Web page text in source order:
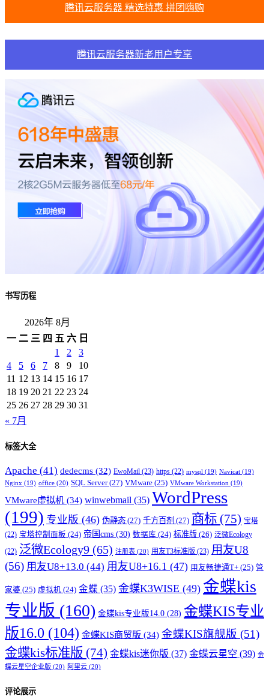
腾讯云服务器 精选特惠 拼团嗨购
腾讯云服务器新老用户专享
书写历程
2026年 8月
一 二 三 四 五 六 日
1
2
3
4
5 6 7 8 9
10
11 12 13 14 15 16 17
18 19 20 21 22 23 24
25 26 27 28 29 30 31
« 7月
标签大全
Apache (41) dedecms (32) EwoMail (23) https (22) mysql (19) Navicat (19)
Nginx (19) office (20) SQL Server(27) VMware (25) VMware Workstation (19)
VMware虚拟机 (34) winwebmail (35) WordPress
(199) 专业版 (46) 伪静态 (27) 千方百剂 (27) 商标 (75) 宝塔
(22) 宝塔控制面板 (24) 帝国cms (30) 数据库 (24) 标准版 (26) 泛微Ecology
(22) 泛微Ecology9 (65) 注册表 (20) 用友T3标准版 (23) 用友U8
(56) 用友U8+13.0 (44) 用友U8+16.1 (47) 用友畅捷通T+ (25) 管
家婆 (25) 虚拟机 (24) 金蝶 (35) 金蝶K3WISE (49) 金蝶kis
专业版 (160) 金蝶kis专业版14.0 (28) 金蝶KIS专业
版16.0 (104) 金蝶KIS商贸版 (34) 金蝶KIS旗舰版 (51)
金蝶kis标准版 (74) 金蝶kis迷你版 (37) 金蝶云星空 (39) 金
蝶云星空企业版 (20) 阿里云 (20)
评论展示